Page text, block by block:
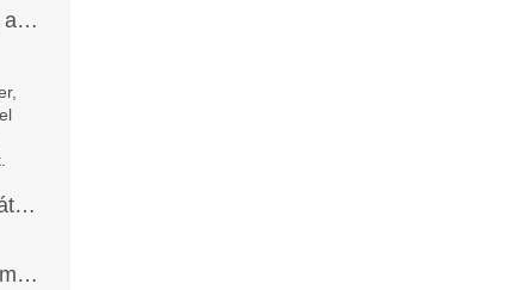
Digitális szélerősség mérő, anemométer, EM2250
Színező - állatok, asztali alátét, Funny Mat
Földgömb keresztmetszeti modell